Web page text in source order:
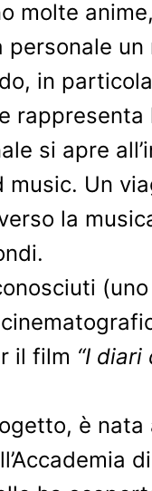
molte
in
si apre
Un
la
il film “I
è nata